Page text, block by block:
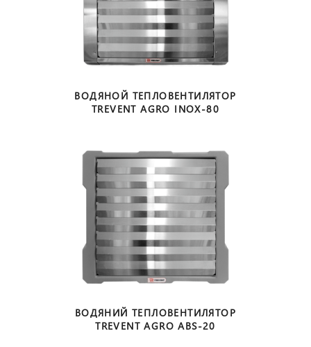
ВОДЯНОЙ ТЕПЛОВЕНТИЛЯТОР
TREVENT AGRO INOX-80
ВОДЯНИЙ ТЕПЛОВЕНТИЛЯТОР
TREVENT AGRO ABS-20